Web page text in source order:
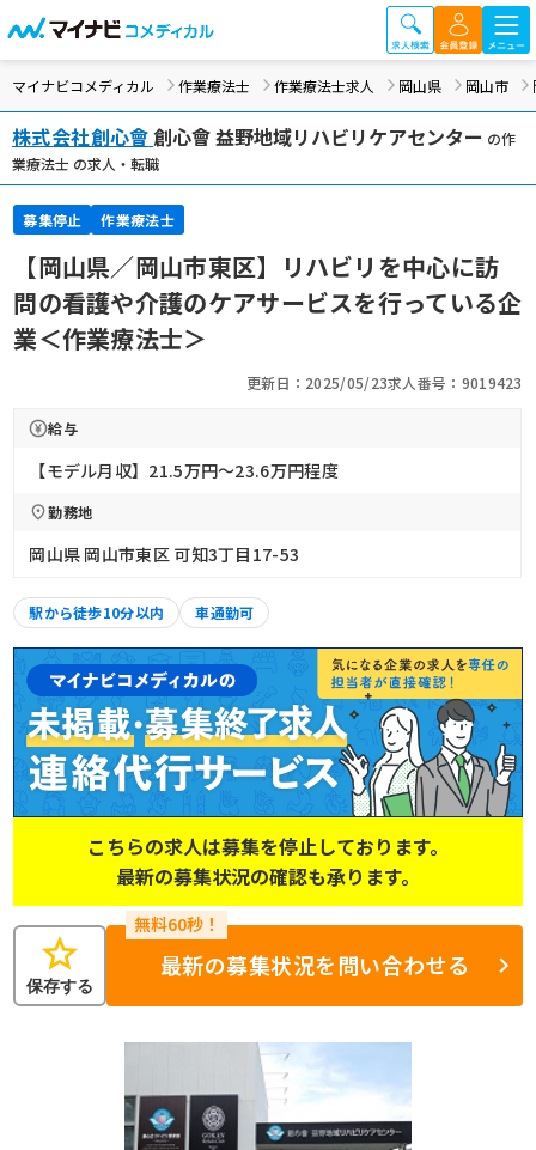
マイナビコメディカル 作業療法士 作業療法士求人 岡山県 岡山市
株式会社創心會創心會 益野地域リハビリケアセンター の作
業療法士 の求人・転職
募集停止 作業療法士
【岡山県／岡山市東区】リハビリを中心に訪
問の看護や介護のケアサービスを行っている企
業＜作業療法士＞
更新日：2025/05/23求人番号：9019423
給与
【モデル月収】21.5万円〜23.6万円程度
勤務地
岡山県 岡山市東区 可知3丁目17-53
駅から徒歩10分以内 車通勤可
こちらの求人は募集を停止しております。
最新の募集状況の確認も承ります。
star
保存する
最新の募集状況を問い合わせる